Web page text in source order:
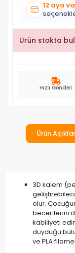
12 aya
Ürün stokta
Hızlı Gönderi
Ürün
3D kalem
olur.
becerilerini
kabiliyeti
duyduğu
ve PLA